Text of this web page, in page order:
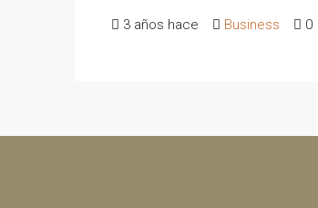
3 años hace Business 0